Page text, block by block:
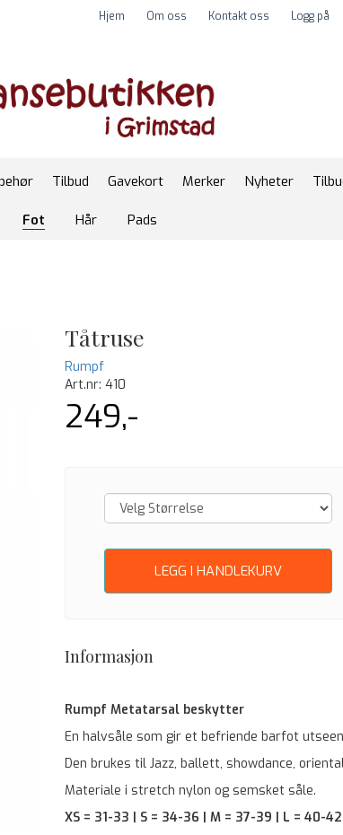
Hjem Om oss Kontakt oss Logg på
Tilbud Gavekort Merker Nyheter
Fot Hår Pads
Tåtruse
Rumpf
Art.nr: 410
249,-
LEGG I HANDLEKURV
Informasjon
Rumpf Metatarsal beskytter
En halvsåle som gir et befriende barfot
Den brukes til Jazz, ballett, showdance,
Materiale i stretch nylon og semsket såle.
XS = 31-33 | S = 34-36 | M = 37-39 | L = 40-